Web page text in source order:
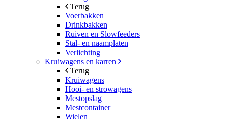
Terug
Voerbakken
Drinkbakken
Ruiven en Slowfeeders
Stal- en naamplaten
Verlichting
Kruiwagens en karren
Terug
Kruiwagens
Hooi- en strowagens
Mestopslag
Mestcontainer
Wielen